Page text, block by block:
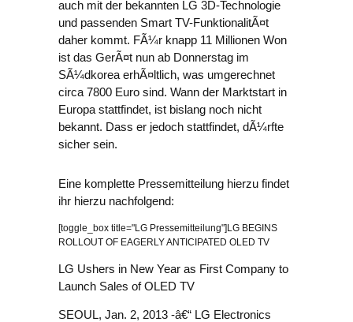
auch mit der bekannten LG 3D-Technologie
und passenden Smart TV-FunktionalitÃ¤t
daher kommt. FÃ¼r knapp 11 Millionen Won
ist das GerÃ¤t nun ab Donnerstag im
SÃ¼dkorea erhÃ¤ltlich, was umgerechnet
circa 7800 Euro sind. Wann der Marktstart in
Europa stattfindet, ist bislang noch nicht
bekannt. Dass er jedoch stattfindet, dÃ¼rfte
sicher sein.
Eine komplette Pressemitteilung hierzu findet
ihr hierzu nachfolgend:
[toggle_box title="LG Pressemitteilung"]LG BEGINS
ROLLOUT OF EAGERLY ANTICIPATED OLED TV
LG Ushers in New Year as First Company to
Launch Sales of OLED TV
SEOUL, Jan. 2, 2013 -â€“ LG Electronics